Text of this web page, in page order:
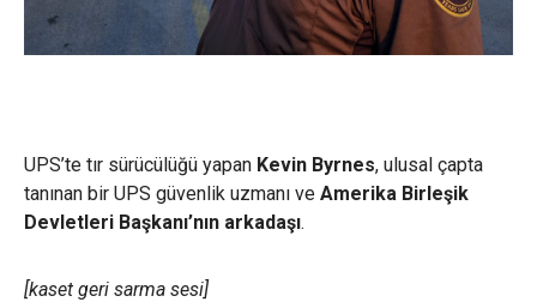
UPS’te tır sürücülüğü yapan Kevin Byrnes, ulusal çapta
tanınan bir UPS güvenlik uzmanı ve Amerika Birleşik
Devletleri Başkanı’nın arkadaşı.
[kaset geri sarma sesi]